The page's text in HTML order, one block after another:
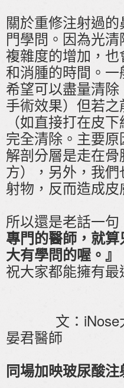
關於重修注射過
門學問。因為光
複雜度的增加，
和消腫的時間。
希望可以盡量清
手術效果）但若
（如直接打在皮
完全清除。主要
解剖分層是走在
方），另外，我
射物，反而造成皮
所以還是老話一句
專門的醫師，就
大有學問的喔。』
祝大家都能擁有最
文：iNose大
晏君醫師
同場加映玻尿酸